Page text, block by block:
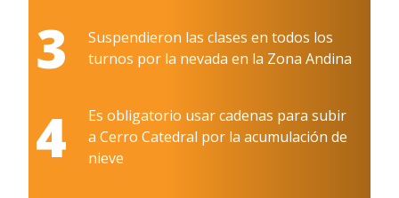
3
Suspendieron las clases en todos los
turnos por la nevada en la Zona Andina
4
Es obligatorio usar cadenas para subir
a Cerro Catedral por la acumulación de
nieve